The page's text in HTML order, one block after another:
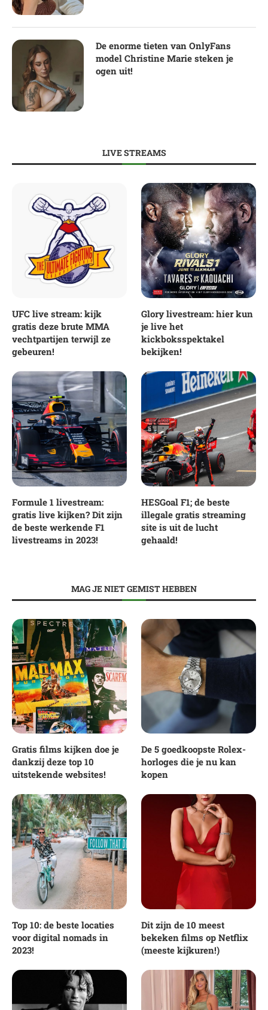
De enorme tieten van OnlyFans
model Christine Marie steken je
ogen uit!
LIVE STREAMS
UFC live stream: kijk
gratis deze brute MMA
vechtpartijen terwijl ze
gebeuren!
Glory livestream: hier kun
je live het
kickboksspektakel
bekijken!
Formule 1 livestream:
gratis live kijken? Dit zijn
de beste werkende F1
livestreams in 2023!
HESGoal F1; de beste
illegale gratis streaming
site is uit de lucht
gehaald!
MAG JE NIET GEMIST HEBBEN
Gratis films kijken doe je
dankzij deze top 10
uitstekende websites!
De 5 goedkoopste Rolex-
horloges die je nu kan
kopen
Top 10: de beste locaties
voor digital nomads in
2023!
Dit zijn de 10 meest
bekeken films op Netflix
(meeste kijkuren!)